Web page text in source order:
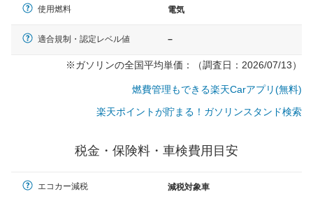
使用燃料 電気
適合規制・認定レベル値 −
※ガソリンの全国平均単価：（調査日：2026/07/13）
燃費管理もできる楽天Carアプリ(無料)
楽天ポイントが貯まる！ガソリンスタンド検索
税金・保険料・車検費用目安
エコカー減税 減税対象車